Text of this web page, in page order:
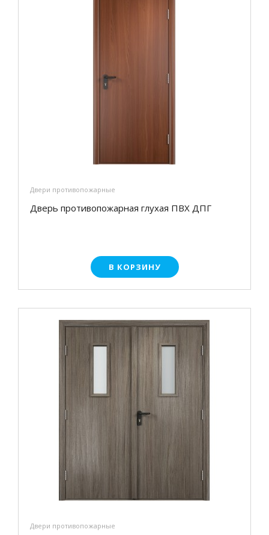
Двери противопожарные
Дверь противопожарная глухая ПВХ ДПГ
В КОРЗИНУ
Двери противопожарные